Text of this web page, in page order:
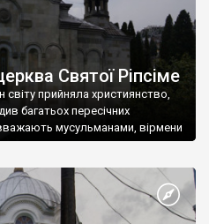
Святої Ріпсіме
прийняла християнство,
багатьох пересічних
вважають мусульманами, вірмени